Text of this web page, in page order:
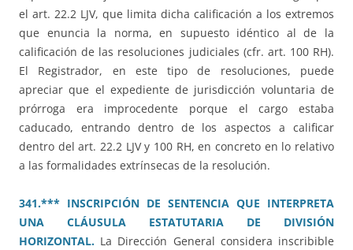
el art. 22.2 LJV, que limita dicha calificación a los extremos
que enuncia la norma, en supuesto idéntico al de la
calificación de las resoluciones judiciales (cfr. art. 100 RH).
El Registrador, en este tipo de resoluciones, puede
apreciar que el expediente de jurisdicción voluntaria de
prórroga era improcedente porque el cargo estaba
caducado, entrando dentro de los aspectos a calificar
dentro del art. 22.2 LJV y 100 RH, en concreto en lo relativo
a las formalidades extrínsecas de la resolución.
341.*** INSCRIPCIÓN DE SENTENCIA QUE INTERPRETA
UNA CLÁUSULA ESTATUTARIA DE DIVISIÓN
HORIZONTAL. La Dirección General considera inscribible